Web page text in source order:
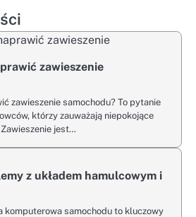
zawieszenie
zawieszenie samochodu? To pytanie
którzy zauważają niepokojące
jest…
z układem hamulcowym i
komputerowa samochodu to kluczowy